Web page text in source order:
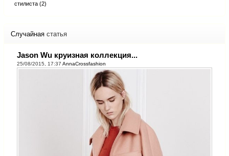
стилиста (2)
Случайная статья
Jason Wu круизная коллекция...
25/08/2015, 17:37 AnnaCrossfashion